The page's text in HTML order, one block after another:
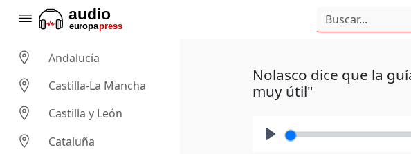
Andalucía
Castilla-La Mancha
Castilla y León
Cataluña
Nolasco dice que la
muy útil"